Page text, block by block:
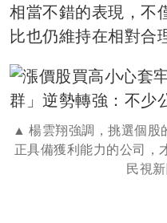
相當不錯的表現，不
比也仍維持在相對合
楊雲翔強調，挑選個股
正具備獲利能力的公司，
民視新